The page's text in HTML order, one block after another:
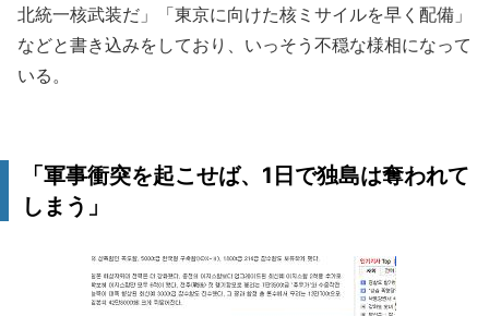
北統一核武装だ」「東京に向けた核ミサイルを早く配備」
などと書き込みをしており、いっそう不穏な様相になって
いる。
「軍事衝突を起こせば、1日で独島は奪われて
しまう」